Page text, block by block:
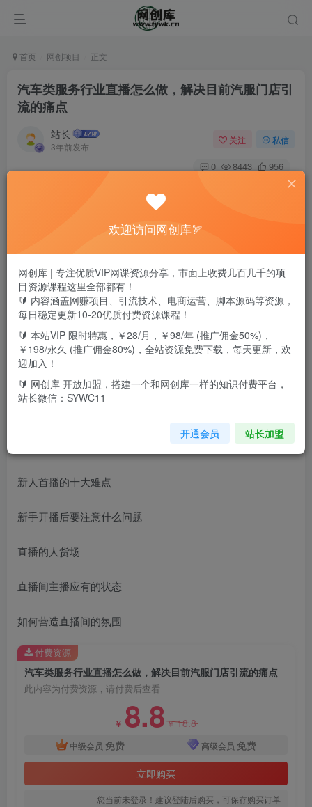
首页 网创项目 正文
汽车类服务行业直播怎么做，解决目前汽服门店引
流的痛点
站长
3年前发布
关注 私信
0 8443 956
课程目录：
课程大纲
新人首播的十大难点
新手开播后要注意什么问题
直播的人货场
直播间主播应有的状态
如何营造直播间的氛围
汽车类服务行业直播怎么做，解决目前汽服门店引流的痛点
此内容为付费资源，请付费后查看
￥ 8.8￥18.8
中级会员 免费 高级会员 免费
立即购买
您当前未登录！建议登陆后购买，可保存购买订单
付费资源
欢迎访问网创库🏹
网创库 | 专注优质VIP网课资源分享，市面上收费几百几千的项
目资源课程这里全部都有！
🔰 内容涵盖网赚项目、引流技术、电商运营、脚本源码等资源，
每日稳定更新10-20优质付费资源课程！
🔰 本站VIP 限时特惠，￥28/月，￥98/年 (推广佣金50%)，
￥198/永久 (推广佣金80%)，全站资源免费下载，每天更新，欢
迎加入！
🔰 网创库 开放加盟，搭建一个和网创库一样的知识付费平台，
站长微信：SYWC11
开通会员 站长加盟